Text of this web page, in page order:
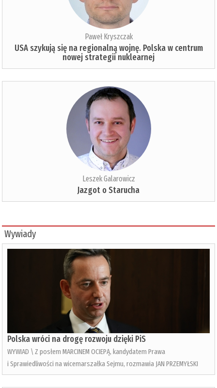
Paweł Kryszczak
USA szykują się na regionalną wojnę. Polska w centrum
nowej strategii nuklearnej
Leszek Galarowicz
Jazgot o Starucha
Wywiady
Polska wróci na drogę rozwoju dzięki PiS
WYWIAD \ Z posłem MARCINEM OCIEPĄ, kandydatem Prawa
i Sprawiedliwości na wicemarszałka Sejmu, rozmawia JAN PRZEMYŁSKI